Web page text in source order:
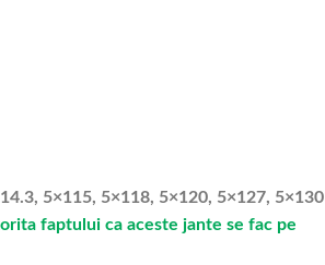
5×115, 5×118, 5×120, 5×127, 5×130
faptului ca aceste jante se fac pe